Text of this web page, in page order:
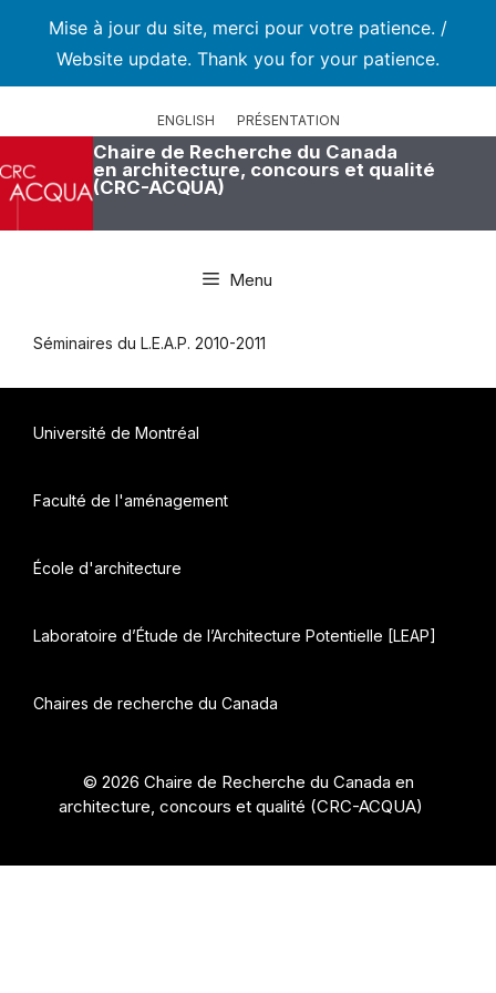
Mise à jour du site, merci pour votre patience. /
Website update. Thank you for your patience.
ENGLISH PRÉSENTATION
Chaire de Recherche du Canada
en architecture, concours et qualité
(CRC-ACQUA)
Menu
Séminaires du L.E.A.P. 2010-2011
Université de Montréal
Faculté de l'aménagement
École d'architecture
Laboratoire d’Étude de l’Architecture Potentielle [LEAP]
Chaires de recherche du Canada
© 2026 Chaire de Recherche du Canada en
architecture, concours et qualité (CRC-ACQUA)